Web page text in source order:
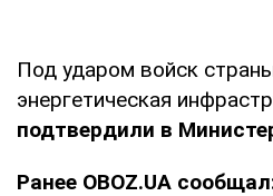
Под ударом войск
энергетическая
подтвердили в
Ранее OBOZ.UA